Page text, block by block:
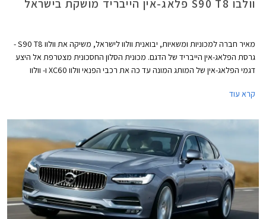
וולבו S90 T8 פלאג-אין הייבריד מושקת בישראל
מאיר חברה למכוניות ומשאיות, יבואנית וולוו לישראל, משיקה את וולוו S90 T8 -
גרסת הפלאג-אין הייבריד של הדגם. מכונית הסלון החסכונית מצטרפת אל היצע
דגמי הפלאג-אין של המותג המונה עד כה את רכבי הפנאי וולוו XC60 ו- וולוו
קרא עוד